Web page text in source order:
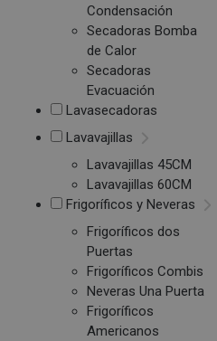
Condensación
Secadoras Bomba
de Calor
Secadoras
Evacuación
Lavasecadoras
Lavavajillas
Lavavajillas 45CM
Lavavajillas 60CM
Frigoríficos y Neveras
Frigoríficos dos
Puertas
Frigoríficos Combis
Neveras Una Puerta
Frigoríficos
Americanos